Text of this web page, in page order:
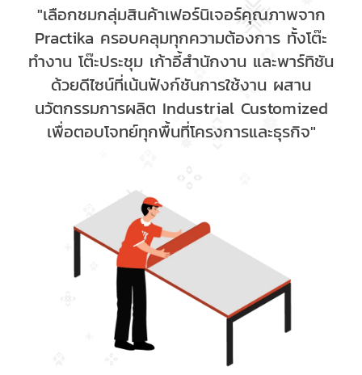
"เลือกชมกลุ่มสินค้าเฟอร์นิเจอร์คุณภาพจาก
Practika ครอบคลุมทุกความต้องการ ทั้งโต๊ะ
ทำงาน โต๊ะประชุม เก้าอี้สำนักงาน และพาร์ทิชัน
ด้วยดีไซน์ที่เน้นฟังก์ชันการใช้งาน ผสาน
นวัตกรรมการผลิต Industrial Customized
เพื่อตอบโจทย์ทุกพื้นที่โครงการและธุรกิจ"